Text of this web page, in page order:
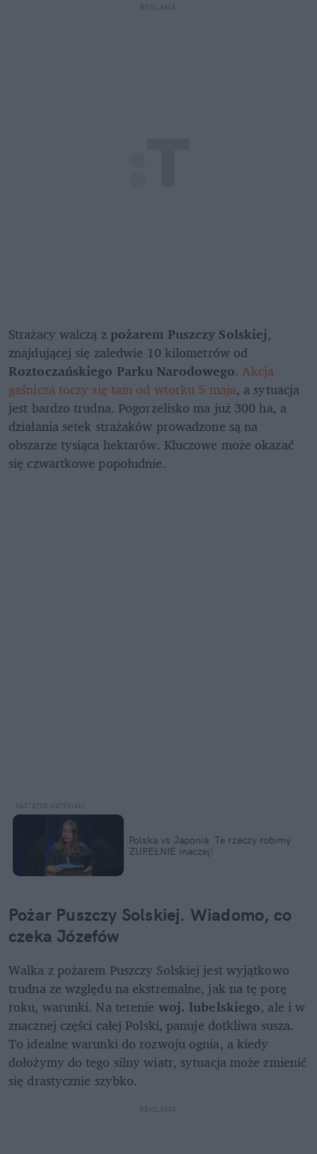
REKLAMA
Strażacy walczą z pożarem Puszczy Solskiej,
Roztoczańskiego Parku Narodowego. Akcja
gaśnicza toczy się tam od wtorku 5 maja, a sytuacja
jest bardzo trudna. Pogorzelisko ma już 300 ha, a
działania setek strażaków prowadzone są na
obszarze tysiąca hektarów. Kluczowe może okazać
się czwartkowe popołudnie.
Polska vs Japonia  Te rzeczy robimy
ZUPEŁNIE inaczej!
Pożar Puszczy Solskiej. Wiadomo, co
czeka Józefów
Walka z pożarem Puszczy Solskiej jest wyjątkowo
trudna ze względu na ekstremalne, jak na tę porę
roku, warunki. Na terenie woj. lubelskiego, ale i w
znacznej części całej Polski, panuje dotkliwa susza.
To idealne warunki do rozwoju ognia, a kiedy
dołożymy do tego silny wiatr, sytuacja może zmienić
się drastycznie szybko.
REKLAMA